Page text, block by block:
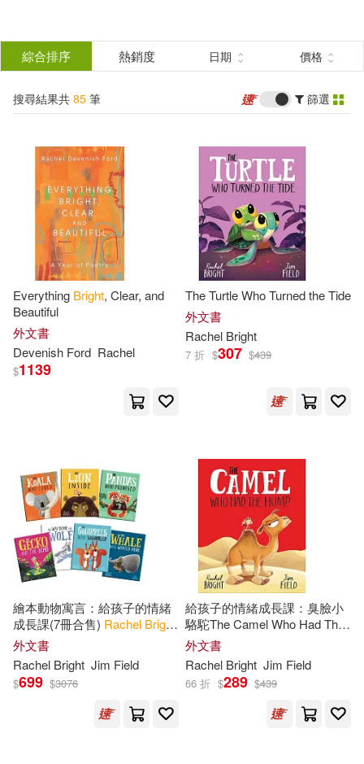
結
分類 (單選)
所有商品(85) 圖書(83)
影音(2)
作者 (可複選)
Bright(43) Rachel(41)
Rachel Bright(20)
Rachel/ Field(4)
瑞秋．布萊特(4) Jim (ILT)(3)
Chris Chatterton(2)
Daniels(2)
Rachel Bright/ Jim Field (ILT)(2)
A. Catherine/ Wilder(1)
展開
出版社 (可複選)
Ingram(49)
Hodder&Stoughton(16)
小光點(4) 新雅(4)
HARPERCOLLINS PUBLISHERS
映象國際多媒體股份有限公司(2)
展開
配送方式
綜合排序 熱銷度 日期 價格
搜尋結果共 85 筆 篩選
Everything Bright, Clear, and
Beautiful
外文書
Devenish Ford Rachel
$1139
The Turtle Who Turned the Tide
外文書
Rachel Bright
7 折 $307 $439
繪本動物寓言：給孩子的情緒
成長課(7冊合售) Rachel Bright
7 copy Shrinkwrap
外文書
Rachel Bright Jim Field
$699 $3076
給孩子的情緒成長課：臭臉小
駱駝The Camel Who Had The
Hump
外文書
Rachel Bright Jim Field
66 折 $289 $439